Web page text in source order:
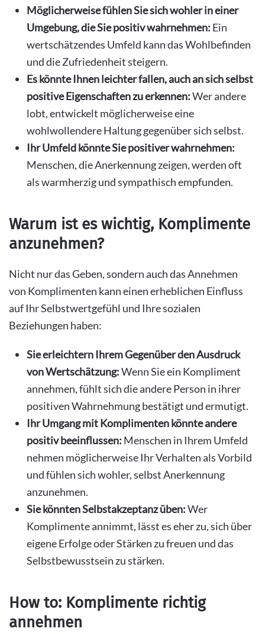
Möglicherweise fühlen Sie sich wohler in einer
Umgebung, die Sie positiv wahrnehmen: Ein
wertschätzendes Umfeld kann das Wohlbefinden
und die Zufriedenheit steigern.
Es könnte Ihnen leichter fallen, auch an sich selbst
positive Eigenschaften zu erkennen:Wer andere
lobt, entwickelt möglicherweise eine
wohlwollendere Haltung gegenüber sich selbst.
Ihr Umfeld könnte Sie positiver wahrnehmen:
Menschen, die Anerkennung zeigen, werden oft
als warmherzig und sympathisch empfunden.
Warum ist es wichtig, Komplimente
anzunehmen?
Nicht nur das Geben, sondern auch das Annehmen
von Komplimenten kann einen erheblichen Einfluss
auf Ihr Selbstwertgefühl und Ihre sozialen
Beziehungen haben:
Sie erleichtern Ihrem Gegenüber den Ausdruck
von Wertschätzung:Wenn Sie ein Kompliment
annehmen, fühlt sich die andere Person in ihrer
positiven Wahrnehmung bestätigt und ermutigt.
Ihr Umgang mit Komplimenten könnte andere
positiv beeinflussen: Menschen in Ihrem Umfeld
nehmen möglicherweise Ihr Verhalten als Vorbild
und fühlen sich wohler, selbst Anerkennung
anzunehmen.
Sie könnten Selbstakzeptanz üben:Wer
Komplimente annimmt, lässt es eher zu, sich über
eigene Erfolge oder Stärken zu freuen und das
Selbstbewusstsein zu stärken.
How to: Komplimente richtig
annehmen